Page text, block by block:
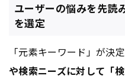
ユーザーの悩みを先読
を選定
「元素キーワード」が決
や検索ニーズに対して「